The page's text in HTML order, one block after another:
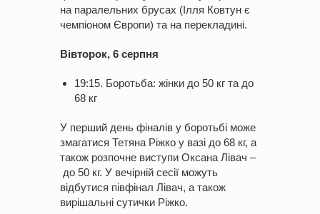
на паралельних брусах (Ілля Ковтун є
чемпіоном Європи) та на перекладині.
Вівторок, 6 серпня
19:15. Боротьба: жінки до 50 кг та до
68 кг
У перший день фіналів у боротьбі може
змагатися Тетяна Ріжко у вазі до 68 кг, а
також розпочне виступи Оксана Лівач –
до 50 кг. У вечірній сесії можуть
відбутися півфінал Лівач, а також
вирішальні сутички Ріжко.